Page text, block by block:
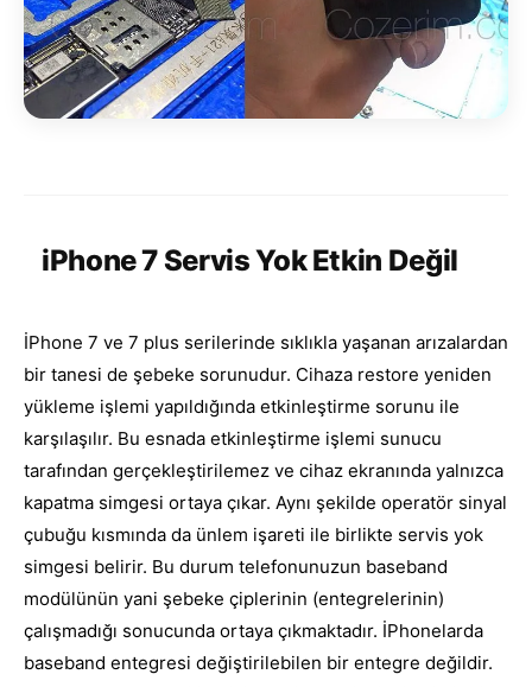
iPhone 7 Servis Yok Etkin Değil
İPhone 7 ve 7 plus serilerinde sıklıkla yaşanan arızalardan
bir tanesi de şebeke sorunudur. Cihaza restore yeniden
yükleme işlemi yapıldığında etkinleştirme sorunu ile
karşılaşılır. Bu esnada etkinleştirme işlemi sunucu
tarafından gerçekleştirilemez ve cihaz ekranında yalnızca
kapatma simgesi ortaya çıkar. Aynı şekilde operatör sinyal
çubuğu kısmında da ünlem işareti ile birlikte servis yok
simgesi belirir. Bu durum telefonunuzun baseband
modülünün yani şebeke çiplerinin (entegrelerinin)
çalışmadığı sonucunda ortaya çıkmaktadır. İPhonelarda
baseband entegresi değiştirilebilen bir entegre değildir.